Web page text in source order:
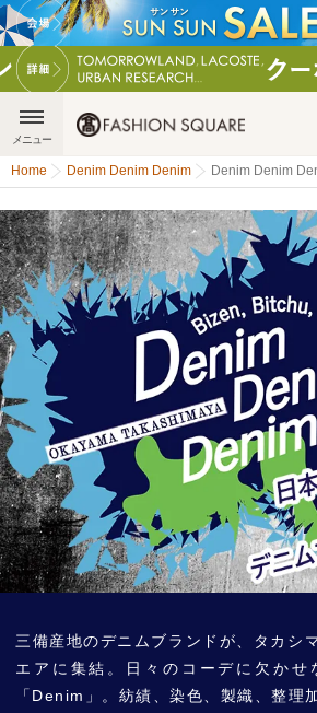
メニュー
Home Denim Denim Denim Denim Denim
三備産地のデニムブランドが、タカシ
エアに集結。
日々のコーデに欠かせ
「Denim」。 紡績、染色、製織、整理